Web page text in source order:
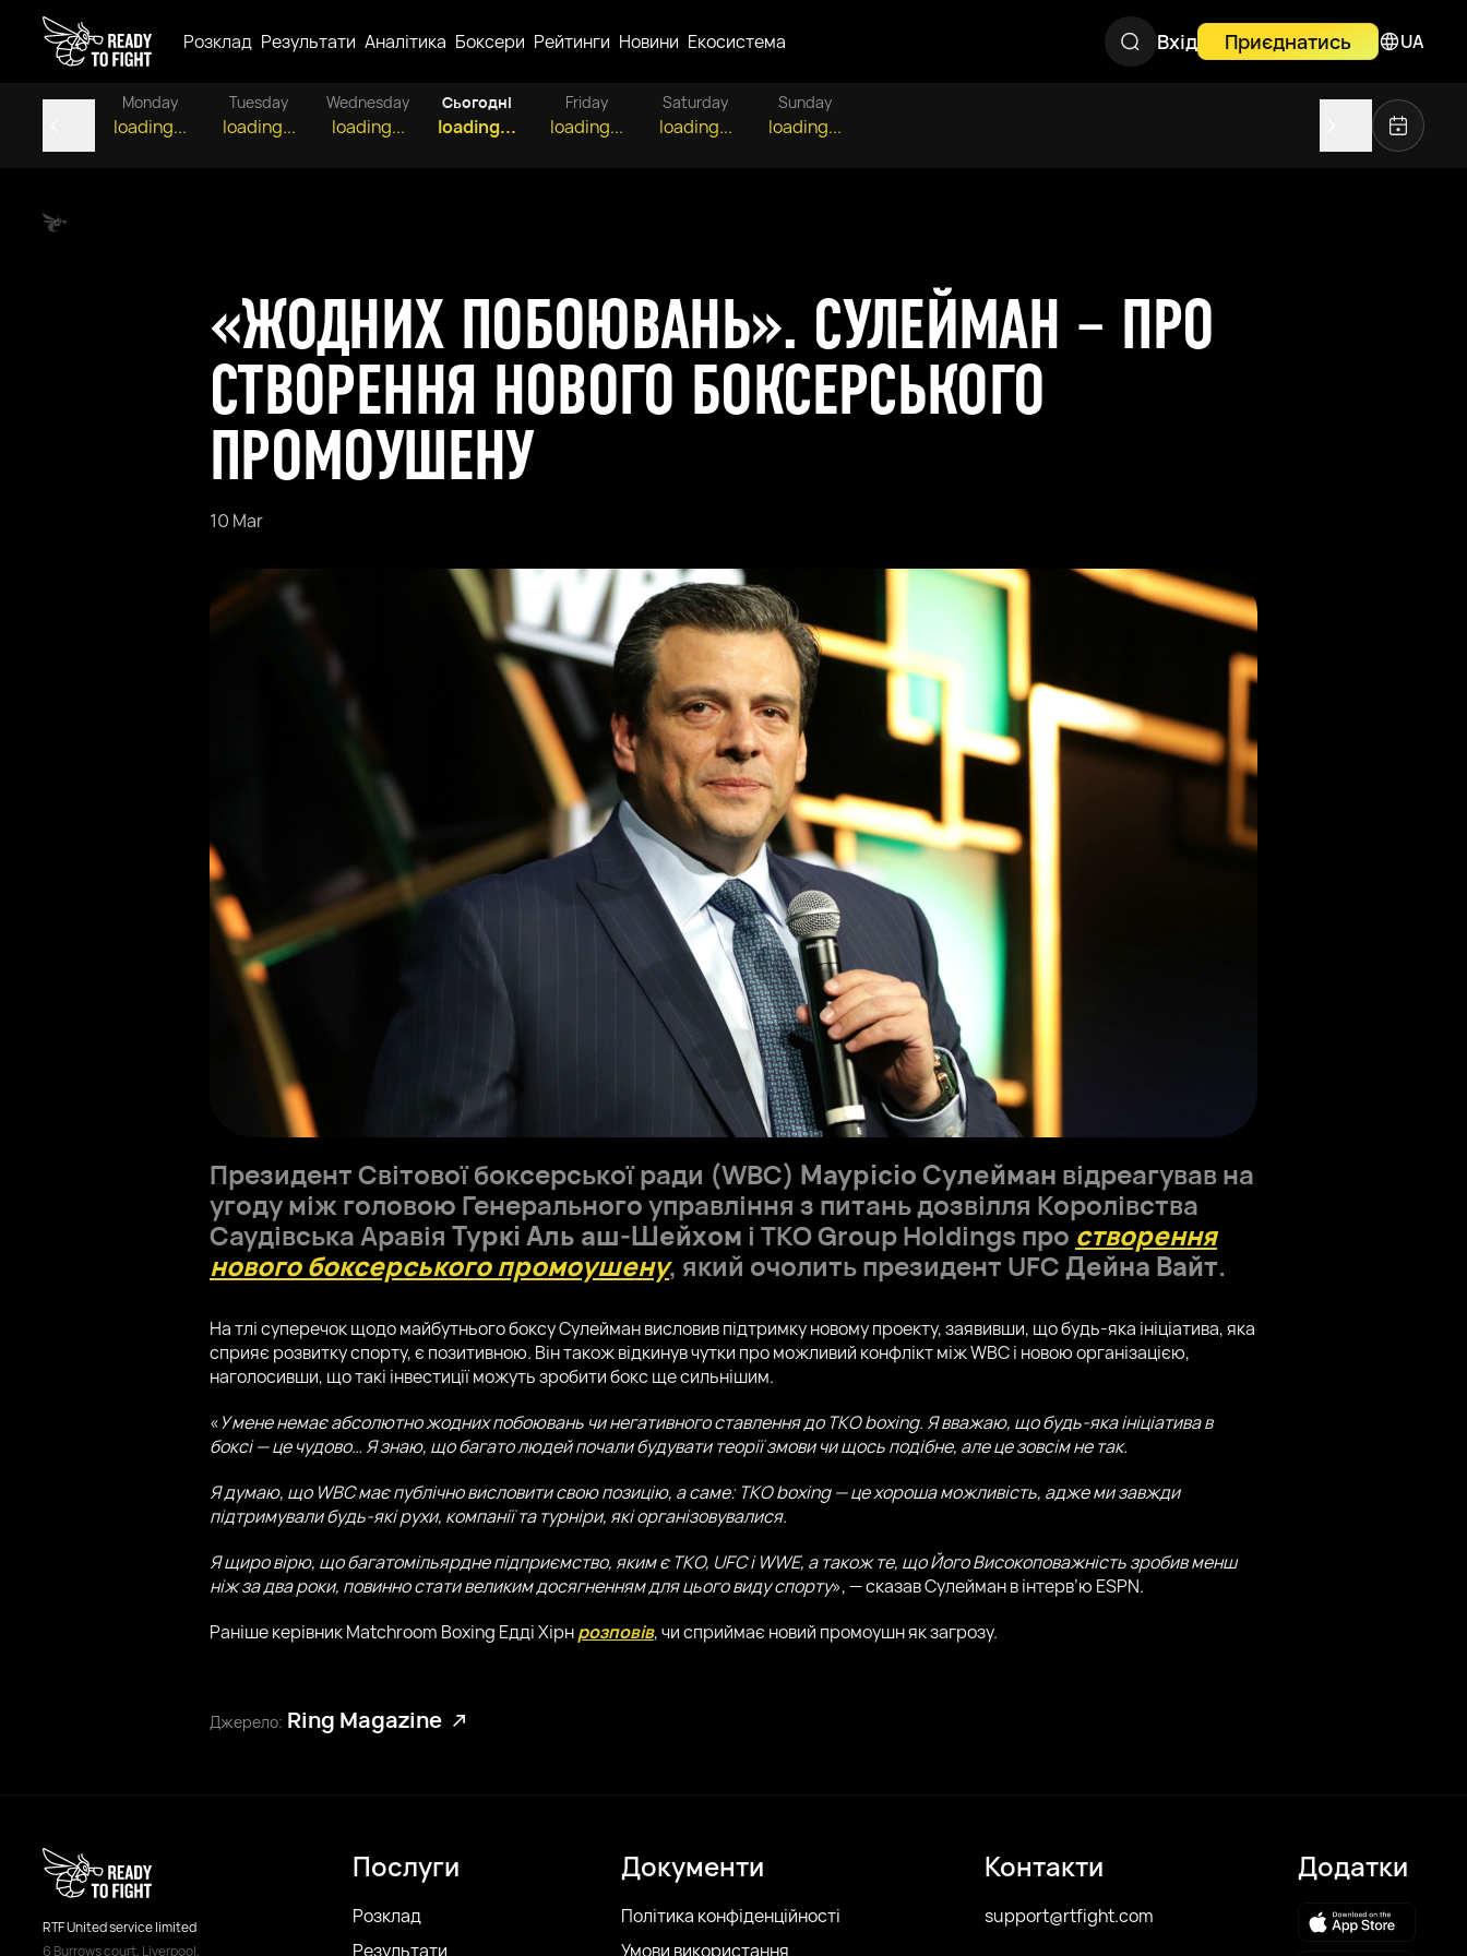
Розклад Результати Аналітика Боксери Рейтинги Новини Екосистема Вхід Приєднатись UA
Monday
loading...
Tuesday
loading...
Wednesday
loading...
Сьогодні
loading...
Friday
loading...
Saturday
loading...
Sunday
loading...
«ЖОДНИХ ПОБОЮВАНЬ». СУЛЕЙМАН – ПРО
СТВОРЕННЯ НОВОГО БОКСЕРСЬКОГО
ПРОМОУШЕНУ
10 Mar
Президент Світової боксерської ради (WBC) Маурісіо Сулейман відреагував на
угоду між головою Генерального управління з питань дозвілля Королівства
Саудівська Аравія Туркі Аль аш-Шейхом і TKO Group Holdings про створення
нового боксерського промоушену, який очолить президент UFCДейна Вайт.
На тлі суперечок щодо майбутнього боксу Сулейман висловив підтримку новому проекту, заявивши, що будь-яка ініціатива, яка
сприяє розвитку спорту, є позитивною. Він також відкинув чутки про можливий конфлікт між WBC і новою організацією,
наголосивши, що такі інвестиції можуть зробити бокс ще сильнішим.
«У мене немає абсолютно жодних побоювань чи негативного ставлення до TKO boxing. Я вважаю, що будь-яка ініціатива в
боксі — це чудово… Я знаю, що багато людей почали будувати теорії змови чи щось подібне, але це зовсім не так.
Я думаю, що WBC має публічно висловити свою позицію, а саме: TKO boxing — це хороша можливість, адже ми завжди
підтримували будь-які рухи, компанії та турніри, які організовувалися.
Я щиро вірю, що багатомільярдне підприємство, яким є TKO, UFC і WWE, а також те, що Його Високоповажність зробив менш
ніж за два роки, повинно стати великим досягненням для цього виду спорту», — сказав Сулейман в інтерв’ю ESPN.
Раніше керівник Matchroom Boxing Едді Хірнрозповів, чи сприймає новий промоушн як загрозу.
Джерело: Ring Magazine
RTF United service limited
6 Burrows court, Liverpool,
Послуги
Розклад
Результати
Документи
Політика конфіденційності
Умови використання
Контакти
support@rtfight.com
Додатки